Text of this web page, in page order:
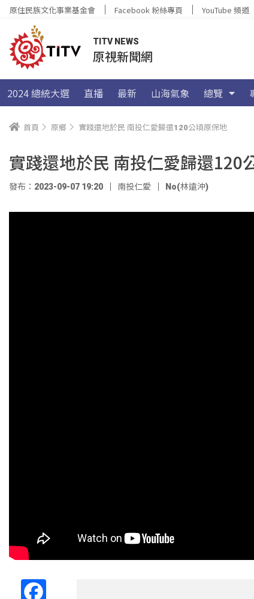
原住民族文化事業基金會 Facebook 粉絲專頁 YouTube 頻道
TITV NEWS
原視新聞網
2024 總統大選 直播 最新 山海氣象 總覽
首頁 原鄉 實踐還地於民 南投仁愛歸還120公頃原保地
實踐還地於民 南投仁愛歸還120
發布：2023-09-07 19:20 南投仁愛 No(林遠沖)